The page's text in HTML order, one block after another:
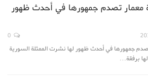
معمار تصدم جمهورها في أحدث ظهور
جمهورها في أحدث ظهور لها نشرت الممثلة السورية
برفقة…